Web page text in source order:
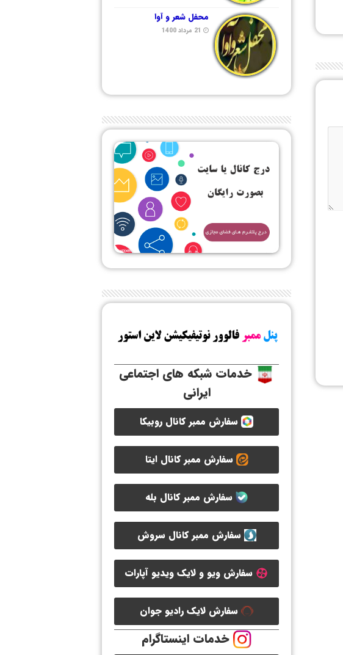
محفل شعر و آوا
21 مرداد 1400
خدمات شبکه های اجتماعی
ایرانی
سفارش ممبر کانال روبیکا
سفارش ممبر کانال ایتا
سفارش ممبر کانال بله
سفارش ممبر کانال سروش
سفارش ویو و لایک ویدیو آپارات
سفارش لایک رادیو جوان
خدمات اینستاگرام